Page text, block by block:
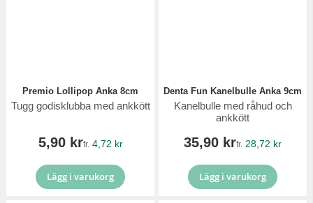
Premio Lollipop Anka 8cm
Tugg godisklubba med ankkött
5,90 krfr. 4,72 kr
Lägg i varukorg
Denta Fun Kanelbulle Anka 9cm
Kanelbulle med råhud och
ankkött
35,90 krfr. 28,72 kr
Lägg i varukorg